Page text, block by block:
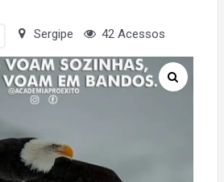
Sergipe 42 Acessos